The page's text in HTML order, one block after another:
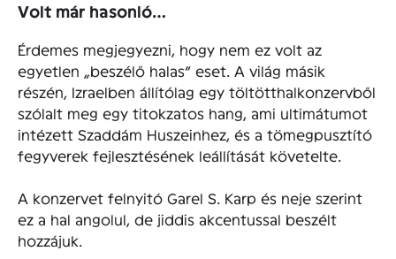
Volt már hasonló…
Érdemes megjegyezni, hogy nem ez volt az
egyetlen „beszélő halas” eset. A világ másik
részén, Izraelben állítólag egy töltötthalkonzervből
szólalt meg egy titokzatos hang, ami ultimátumot
intézett Szaddám Huszeinhez, és a tömegpusztító
fegyverek fejlesztésének leállítását követelte.
A konzervet felnyitó Garel S. Karp és neje szerint
ez a hal angolul, de jiddis akcentussal beszélt
hozzájuk.